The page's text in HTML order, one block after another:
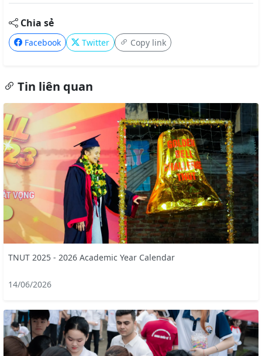
Chia sẻ
Facebook Twitter Copy link
Tin liên quan
TNUT 2025 - 2026 Academic Year Calendar
14/06/2026